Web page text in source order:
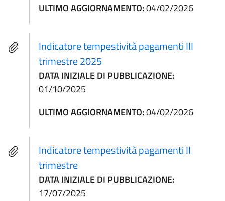
ULTIMO AGGIORNAMENTO:04/02/2026
Indicatore tempestività pagamenti III
trimestre 2025
DATA INIZIALE DI PUBBLICAZIONE:
01/10/2025
ULTIMO AGGIORNAMENTO:04/02/2026
Indicatore tempestività pagamenti II
trimestre
DATA INIZIALE DI PUBBLICAZIONE:
17/07/2025